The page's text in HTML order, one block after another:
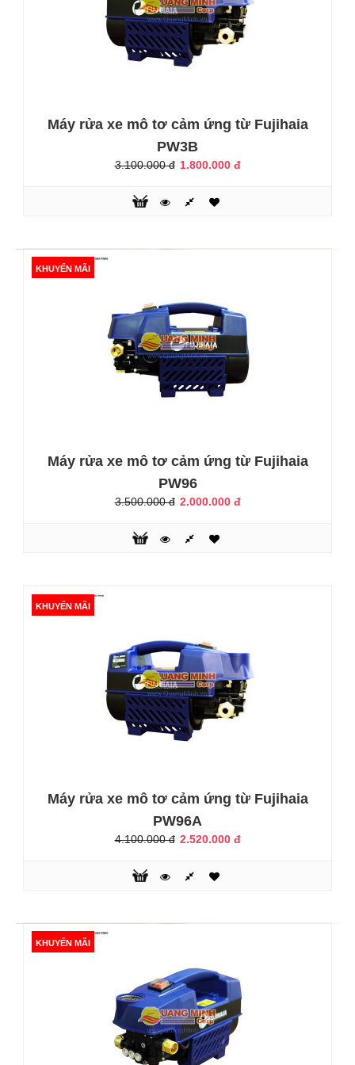
Máy chà sàn liên hợp FASA A5 EVO 50 E
79.800.000 đ 43.000.000 đ
Máy chà sàn liên hợp FA-SA A5 EVO 50 E là dòng máy
công nghiệp lớn đến từ thương hiệu máy vệ sinh nổi tiếng
một lúc để tiến hành hút nước bẩn, đất, cát và dầu trên sàn
151.000.000 đ 140.000.000 đ
không gian có diện tích rộng lớn để đảm bảo hiệu quả cao
vệ sinh tối ưu và tiết kiệm tối đa chi phí, thời gian, sức lao
động con người. Một sản phẩm hiện đang nhận được đánh
giá cao của đông đảo khách hàng, người tiêu dùng chính là
máy chà sàn liên hợp ngồi lái Clepro C66B. Chức năng hút
và làm ..
Máy rửa xe mô tơ cảm ứng từ Fujihaia PW3B
3.100.000 đ 1.800.000 đ
Máy rửa xe mô tơ cảm ứng từ Fujihaia
PW3B
3.100.000 đ 1.800.000 đ
KHUYẾN MÃI
Máy rửa xe mô tơ cảm ứng từ Fujihaia
PW96
3.500.000 đ 2.000.000 đ
KHUYẾN MÃI
Máy rửa xe mô tơ cảm ứng từ Fujihaia
PW96A
4.100.000 đ 2.520.000 đ
KHUYẾN MÃI